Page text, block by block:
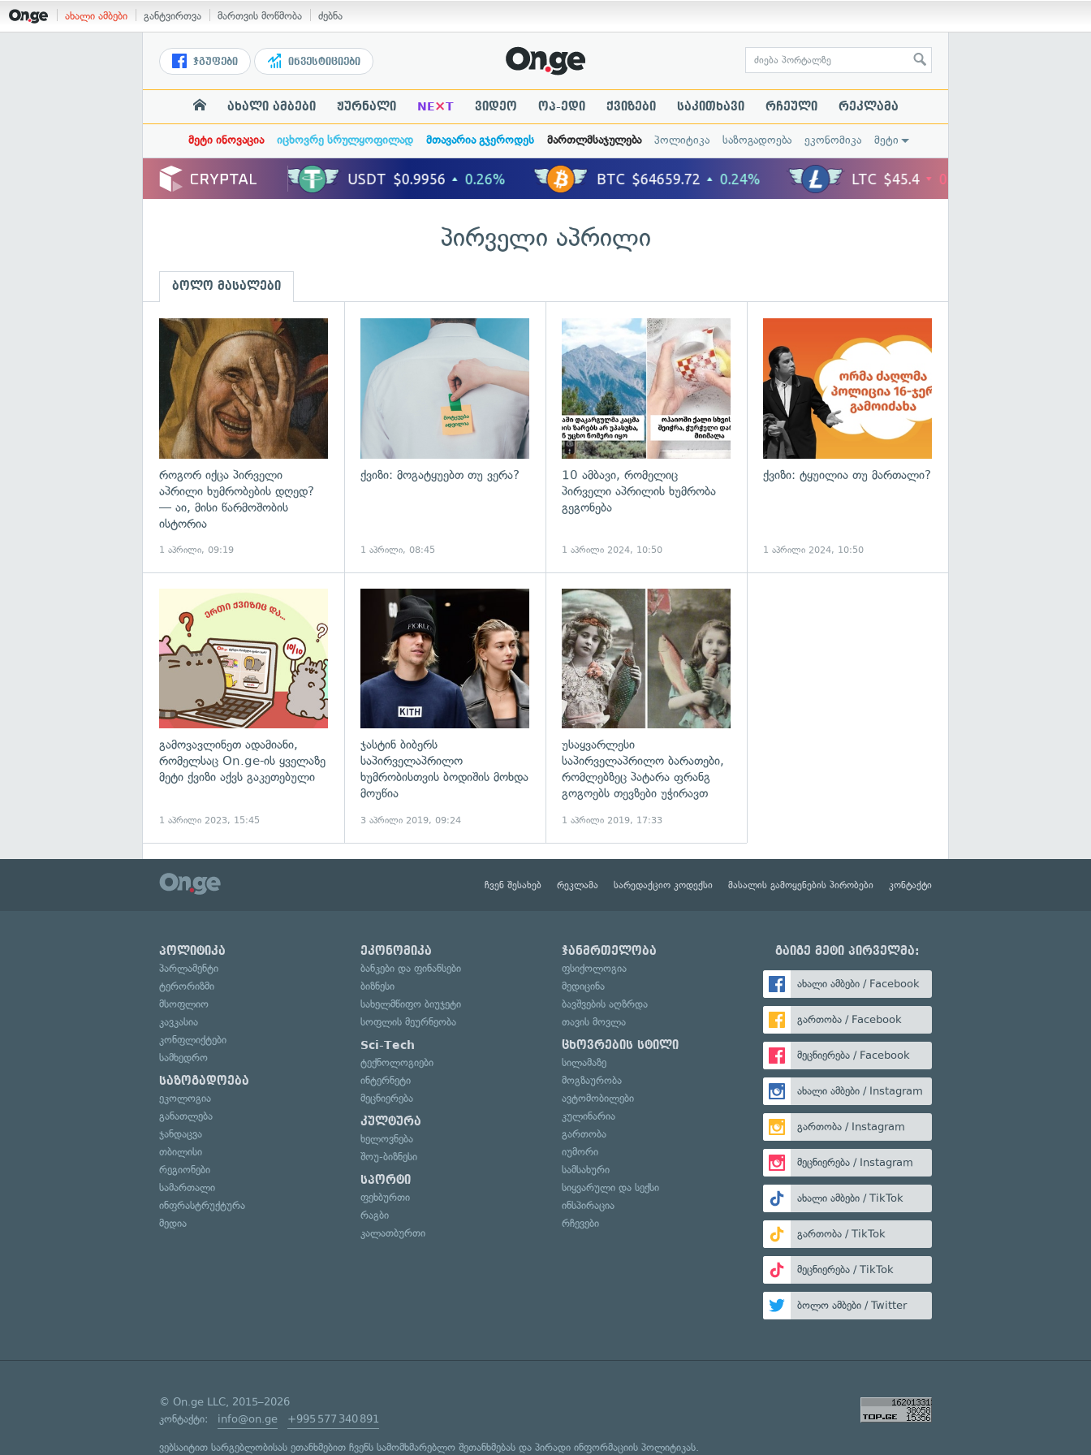
ახალი ამბები განტვირთვა მართვის მოწმობა ძებნა
ჯგუფები ინვესტიციები
ახალი ამბები ჟურნალი NE×T ვიდეო ოპ-ედი ქვიზები საკითხავი რჩეული რეკლამა
მეტი ინოვაცია იცხოვრე სრულყოფილად მთავარია გჯეროდეს მართლმსაჯულება პოლიტიკა საზოგადოება ეკონომიკა მეტი
პირველი აპრილი
ბოლო მასალები
როგორ იქცა პირველი
აპრილი ხუმრობების დღედ?
— აი, მისი წარმოშობის
ისტორია
1 აპრილი, 09:19
ქვიზი: მოგატყუებთ თუ ვერა?
1 აპრილი, 08:45
10 ამბავი, რომელიც
პირველი აპრილის ხუმრობა
გეგონება
1 აპრილი 2024, 10:50
ქვიზი: ტყუილია თუ მართალი?
1 აპრილი 2024, 10:50
გამოვავლინეთ ადამიანი,
რომელსაც On.ge-ის ყველაზე
მეტი ქვიზი აქვს გაკეთებული
1 აპრილი 2023, 15:45
გადახედვა
ჯასტინ ბიბერს
საპირველაპრილო
ხუმრობისთვის ბოდიშის მოხდა
მოუწია
3 აპრილი 2019, 09:24
უსაყვარლესი
საპირველაპრილო ბარათები,
რომლებზეც პატარა ფრანგ
გოგოებს თევზები უჭირავთ
1 აპრილი 2019, 17:33
ჩვენ შესახებ რეკლამა სარედაქციო კოდექსი მასალის გამოყენების პირობები კონტაქტი
პოლიტიკა
პარლამენტი
ტერორიზმი
მსოფლიო
კავკასია
კონფლიქტები
სამხედრო
საზოგადოება
ეკოლოგია
განათლება
ჯანდაცვა
თბილისი
რეგიონები
სამართალი
ინფრასტრუქტურა
მედია
ეკონომიკა
ბანკები და ფინანსები
ბიზნესი
სახელმწიფო ბიუჯეტი
სოფლის მეურნეობა
Sci-Tech
ტექნოლოგიები
ინტერნეტი
მეცნიერება
კულტურა
ხელოვნება
შოუ-ბიზნესი
სპორტი
ფეხბურთი
რაგბი
კალათბურთი
ჯანმრთელობა
ფსიქოლოგია
მედიცინა
ბავშვების აღზრდა
თავის მოვლა
ცხოვრების სტილი
სილამაზე
მოგზაურობა
ავტომობილები
კულინარია
გართობა
იუმორი
სამსახური
სიყვარული და სექსი
ინსპირაცია
რჩევები
გაიგე მეტი პირველმა:
ახალი ამბები / Facebook
გართობა / Facebook
მეცნიერება / Facebook
ახალი ამბები / Instagram
გართობა / Instagram
მეცნიერება / Instagram
ახალი ამბები / TikTok
გართობა / TikTok
მეცნიერება / TikTok
ბოლო ამბები / Twitter
© On.ge LLC, 2015–2026
კონტაქტი: info@on.ge +995 577 340 891
ვებსაიტით სარგებლობისას ეთანხმებით ჩვენს სამომხმარებლო შეთანხმებას და პირადი ინფორმაციის პოლიტიკას